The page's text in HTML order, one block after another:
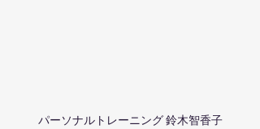
パーソナルトレーニング 鈴木智香子